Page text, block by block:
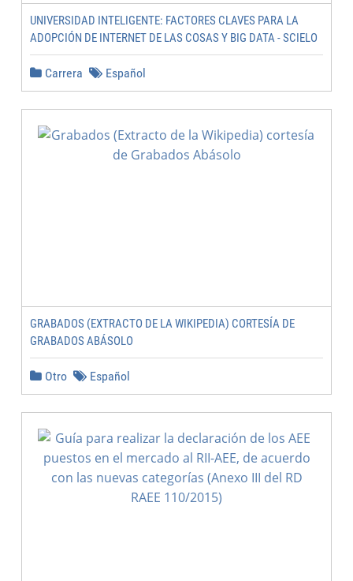
UNIVERSIDAD INTELIGENTE: FACTORES CLAVES PARA LA
ADOPCIÓN DE INTERNET DE LAS COSAS Y BIG DATA - SCIELO
Carrera Español
GRABADOS (EXTRACTO DE LA WIKIPEDIA) CORTESÍA DE
GRABADOS ABÁSOLO
Otro Español